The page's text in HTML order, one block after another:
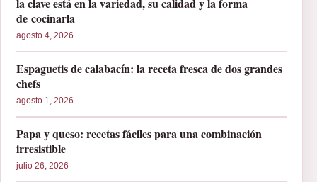
de cocinarla
agosto 4, 2026
Espaguetis de calabacín: la receta fresca de dos grandes
chefs
agosto 1, 2026
Papa y queso: recetas fáciles para una combinación
irresistible
julio 26, 2026